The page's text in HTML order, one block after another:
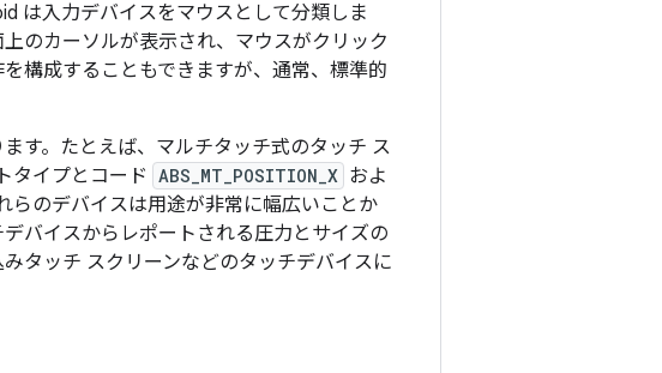
は入力デバイスをマウスとして分類しま
のカーソルが表示され、マウスがクリック
構成することもできますが、通常、標準的
す。たとえば、マルチタッチ式のタッチ ス
タイプとコード ABS_MT_POSITION_X およ
らのデバイスは用途が非常に幅広いことか
バイスからレポートされる圧力とサイズの
タッチ スクリーンなどのタッチデバイスに